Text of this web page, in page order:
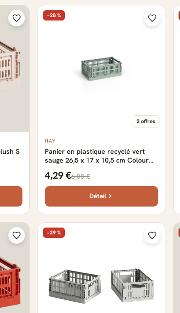
S
−28 %
2 offres
HAY
Panier en plastique recyclé vert
sauge 26,5 x 17 x 10,5 cm Colour
4,29 €6,00 €
Détail
−29 %